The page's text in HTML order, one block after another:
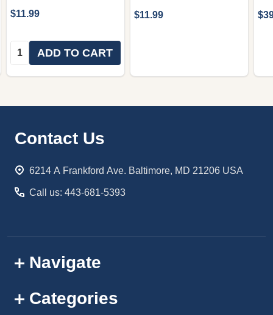
$11.99
Quantity:ADD TO CART
$11.99
Footer
Contact Us
6214 A Frankford Ave. Baltimore, MD 21206 USA
Call us: 443-681-5393
Navigate
Categories